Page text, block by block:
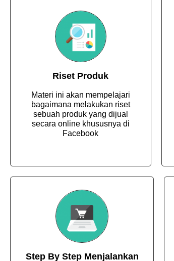
Riset Produk
Materi ini akan mempelajari
bagaimana melakukan riset
sebuah produk yang dijual
secara online khususnya di
Facebook
Step By Step Menjalankan